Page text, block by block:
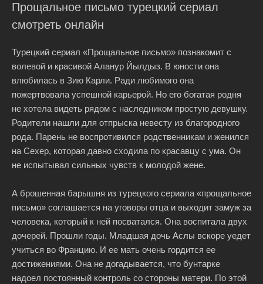
Прощальное письмо турецкий сериал
смотреть онлайн
Турецкий сериал «Прощальное письмо» познакомит с
волевой и красивой Аланур Йылдыз. В юности она
влюбилась в Зию Карли. Ради любимого она
пожертвовала успешной карьерой. Но его богатая родня
не хотела видеть рядом с наследником простую девушку.
Родители нашли для отпрыска невесту из благородного
рода. Парень не воспротивился родственникам и женился
на Сехер, которая давно сходила по красавцу с ума. Он
не испытывал сильных чувств к молодой жене.
А брошенная барышня из турецкого сериала «прощальное
письмо» соглашается на уговоры отца и выходит замуж за
человека, который к ней посватался. Она воспитала двух
дочерей. Прошли годы. Младшая дочь Аслы вскоре уедет
учиться во Францию. И ее мать очень гордится ее
достижениями. Она не догадывается, что бунтарке
надоел постоянный контроль со стороны матери. По этой